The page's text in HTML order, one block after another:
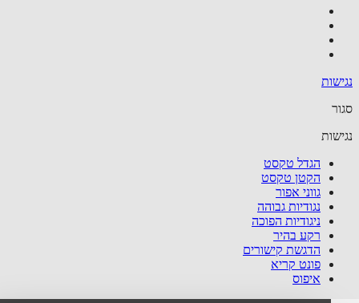
הגדל טקסט
הקטן טקסט
גווני אפור
נגודיות גבוהה
ניגודיות הפוכה
רקע בהיר
הדגשת קישורים
פונט קריא
איפוס